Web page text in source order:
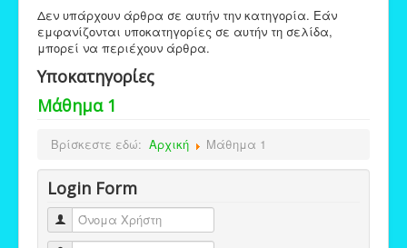
Δεν υπάρχουν άρθρα σε αυτήν την κατηγορία. Εάν
εμφανίζονται υποκατηγορίες σε αυτήν τη σελίδα,
μπορεί να περιέχουν άρθρα.
Υποκατηγορίες
Μάθημα 1
Βρίσκεστε εδώ: Αρχική Μάθημα 1
Login Form
Όνομα Χρήστη